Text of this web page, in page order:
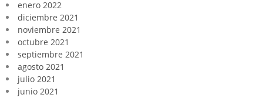
enero 2022
diciembre 2021
noviembre 2021
octubre 2021
septiembre 2021
agosto 2021
julio 2021
junio 2021